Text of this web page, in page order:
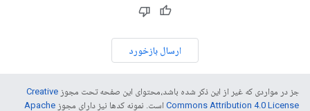
ارسال بازخورد
جز در مواردی که غیر از این ذکر شده باشد،‌محتوای این صفحه تحت مجوز Creative
Commons Attribution 4.0 License است. نمونه کدها نیز دارای مجوز Apache